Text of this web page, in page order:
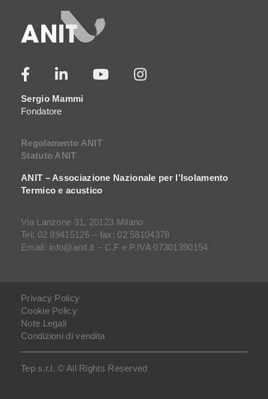
Sergio Mammi
Fondatore
Regolamento ANIT
Statuto ANIT
ANIT – Associazione Nazionale per l’Isolamento
Termico e acustico
Via Lanzone 31, 20123 Milano
Tel: 02 89415126 – fax: 02 58104378
Email: info@anit.it – C.F e P.IVA 07301390154
Tep s.r.l. © All Rights Reserved
Privacy Policy
Cookie Policy
Note Legali
Condizioni di vendita